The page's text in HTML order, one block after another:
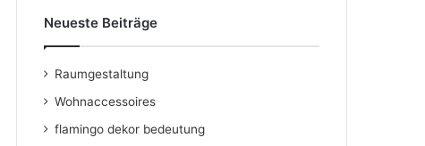
Neueste Beiträge
Raumgestaltung
Wohnaccessoires
flamingo dekor bedeutung